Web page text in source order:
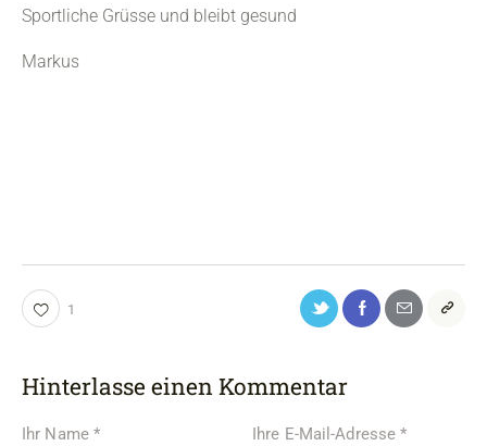
Sportliche Grüsse und bleibt gesund
Markus
1
Hinterlasse einen Kommentar